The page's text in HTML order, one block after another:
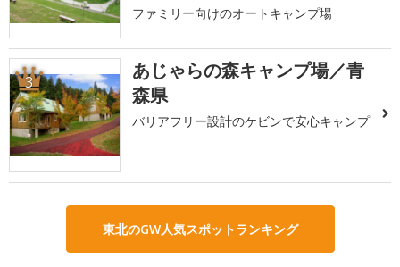
ファミリー向けのオートキャンプ場
3
あじゃらの森キャンプ場／青
森県
バリアフリー設計のケビンで安心キャンプ
東北のGW人気スポットランキング